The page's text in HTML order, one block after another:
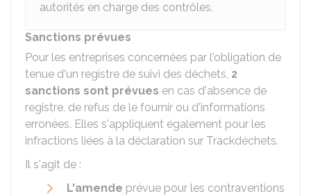
autorités en charge des contrôles.
Sanctions prévues
Pour les entreprises concernées par l'obligation de
tenue d'un registre de suivi des déchets, 2
sanctions sont prévues en cas d'absence de
registre, de refus de le fournir ou d'informations
erronées. Elles s'appliquent également pour les
infractions liées à la déclaration sur Trackdéchets.
Il s'agit de :
L'amende prévue pour les contraventions